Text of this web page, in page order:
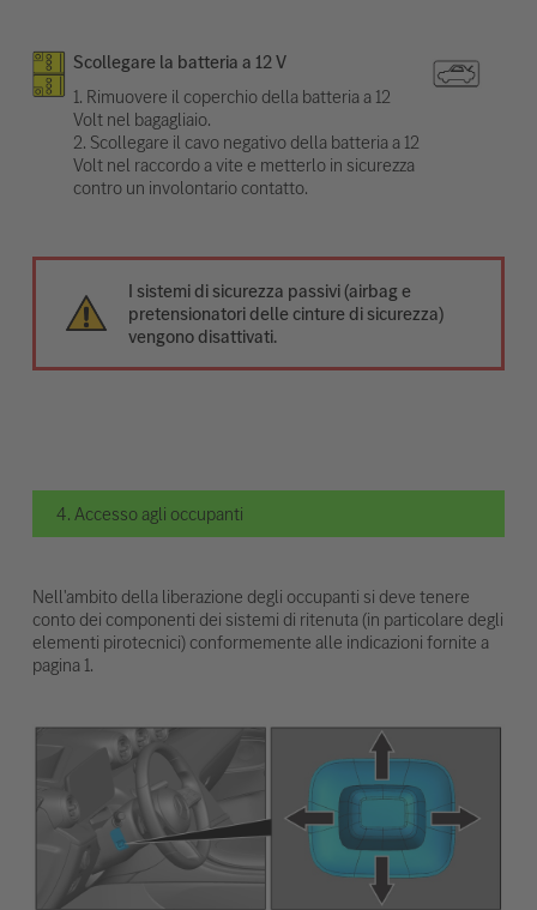
Scollegare la batteria a 12 V
1. Rimuovere il coperchio della batteria a 12
Volt nel bagagliaio.
2. Scollegare il cavo negativo della batteria a 12
Volt nel raccordo a vite e metterlo in sicurezza
contro un involontario contatto.
I sistemi di sicurezza passivi (airbag e
pretensionatori delle cinture di sicurezza)
vengono disattivati.
4. Accesso agli occupanti
Nell'ambito della liberazione degli occupanti si deve tenere
conto dei componenti dei sistemi di ritenuta (in particolare degli
elementi pirotecnici) conformemente alle indicazioni fornite a
pagina 1.